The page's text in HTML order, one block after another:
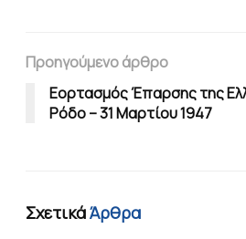
Προηγούμενο άρθρο
Εορτασμός Έπαρσης της
Ρόδο – 31 Μαρτίου 1947
ΣχετικάΆρθρα